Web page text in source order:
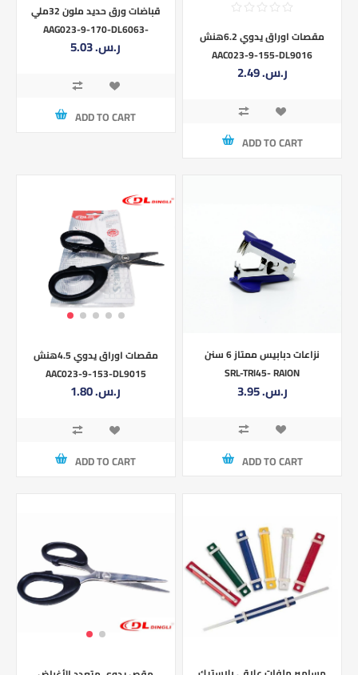
قباضات ورق حديد ملون 32ملي
AAG023-9-170-DL6063-
32MM
5.03 ر.س.‏
ADD TO CART
مقصات اوراق يدوي 6.2هنش
AAC023-9-155-DL9016
2.49 ر.س.‏
ADD TO CART
مقصات اوراق يدوي 4.5هنش
AAC023-9-153-DL9015
1.80 ر.س.‏
ADD TO CART
نزاعات دبابيس ممتاز 6 سنن
SRL-TRI45- RAION
3.95 ر.س.‏
ADD TO CART